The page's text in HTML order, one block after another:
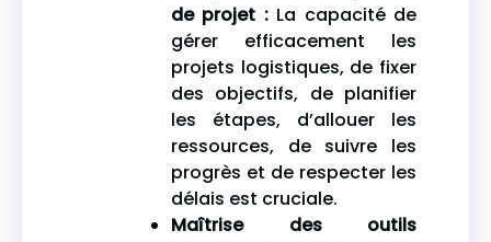
de projet :La capacité de
gérer efficacement les
projets logistiques, de fixer
des objectifs, de planifier
les étapes, d’allouer les
ressources, de suivre les
progrès et de respecter les
délais est cruciale.
Maîtrise des outils